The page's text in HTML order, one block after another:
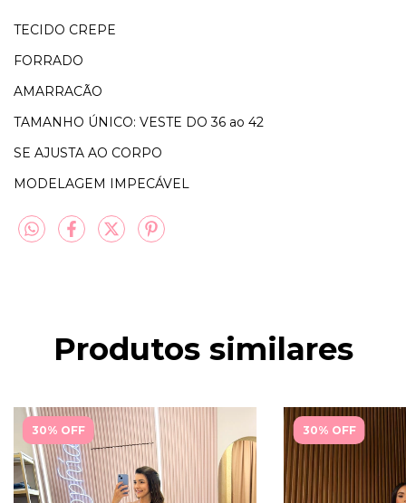
TECIDO CREPE
FORRADO
AMARRACÃO
TAMANHO ÚNICO: VESTE DO 36 ao 42
SE AJUSTA AO CORPO
MODELAGEM IMPECÁVEL
Produtos similares
30% OFF 30% OFF